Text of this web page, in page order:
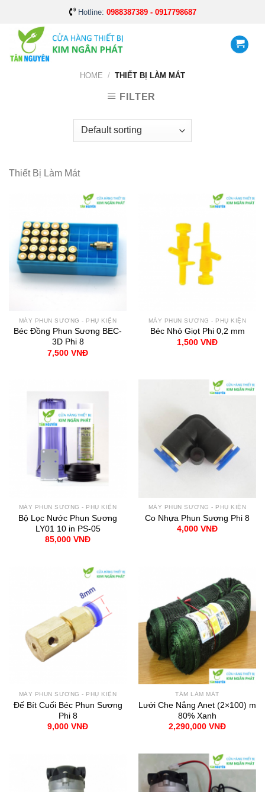
content
Hotline: 0988387389 - 0917798687
HOME / THIẾT BỊ LÀM MÁT
FILTER
Thiết Bị Làm Mát
MÁY PHUN SƯƠNG - PHỤ KIỆN
Béc Đồng Phun Sương BEC-
3D Phi 8
7,500 VNĐ
MÁY PHUN SƯƠNG - PHỤ KIỆN
Béc Nhỏ Giọt Phi 0,2 mm
1,500 VNĐ
MÁY PHUN SƯƠNG - PHỤ KIỆN
Bộ Lọc Nước Phun Sương
LY01 10 in PS-05
85,000 VNĐ
MÁY PHUN SƯƠNG - PHỤ KIỆN
Co Nhựa Phun Sương Phi 8
4,000 VNĐ
MÁY PHUN SƯƠNG - PHỤ KIỆN
Đế Bít Cuối Béc Phun Sương
Phi 8
9,000 VNĐ
TẤM LÀM MÁT
Lưới Che Nắng Anet (2×100) m
80% Xanh
2,290,000 VNĐ